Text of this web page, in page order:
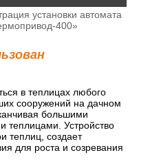
установки автомата
400»
в теплицах любого
сооружений на дачном
большими
Устройство
теплиц, создает
для роста и созревания